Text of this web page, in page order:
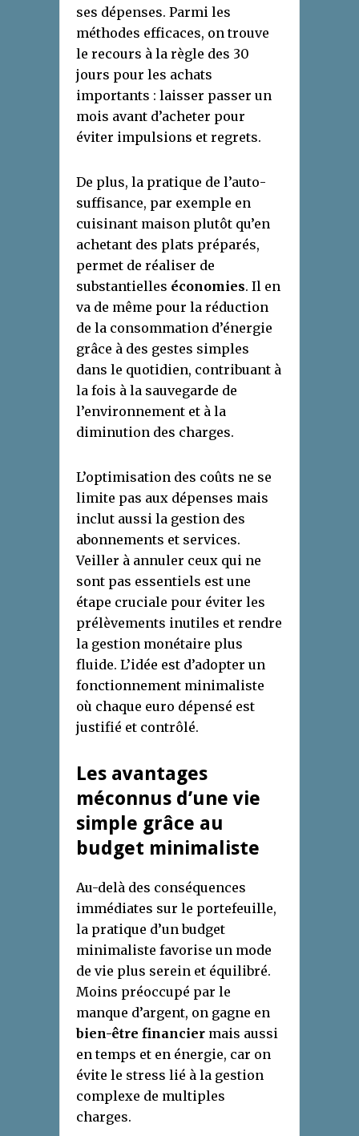
ses dépenses. Parmi les
méthodes efficaces, on trouve
le recours à la règle des 30
jours pour les achats
importants : laisser passer un
mois avant d’acheter pour
éviter impulsions et regrets.
De plus, la pratique de l’auto-
suffisance, par exemple en
cuisinant maison plutôt qu’en
achetant des plats préparés,
permet de réaliser de
substantielles économies. Il en
va de même pour la réduction
de la consommation d’énergie
grâce à des gestes simples
dans le quotidien, contribuant à
la fois à la sauvegarde de
l’environnement et à la
diminution des charges.
L’optimisation des coûts ne se
limite pas aux dépenses mais
inclut aussi la gestion des
abonnements et services.
Veiller à annuler ceux qui ne
sont pas essentiels est une
étape cruciale pour éviter les
prélèvements inutiles et rendre
la gestion monétaire plus
fluide. L’idée est d’adopter un
fonctionnement minimaliste
où chaque euro dépensé est
justifié et contrôlé.
Les avantages
méconnus d’une vie
simple grâce au
budget minimaliste
Au-delà des conséquences
immédiates sur le portefeuille,
la pratique d’un budget
minimaliste favorise un mode
de vie plus serein et équilibré.
Moins préoccupé par le
manque d’argent, on gagne en
bien-être financier mais aussi
en temps et en énergie, car on
évite le stress lié à la gestion
complexe de multiples
charges.